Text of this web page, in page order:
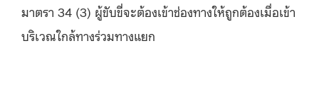
มาตรา 34 (3) ผู้ขับขี่จะต้องเข้าช่องทางให้ถูกต้องเมื่อเข้า
บริเวณใกล้ทางร่วมทางแยก